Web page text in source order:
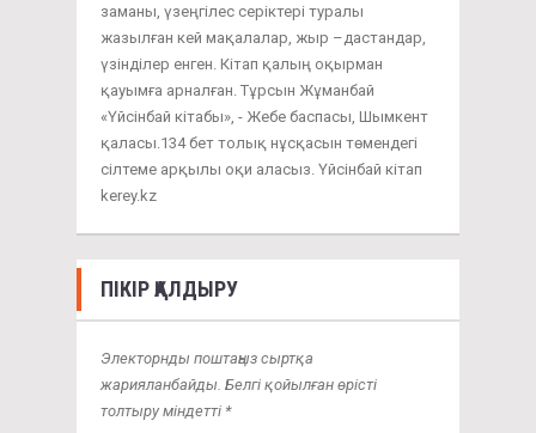
заманы, үзеңгілес серіктері туралы
жазылған кей мақалалар, жыр –дастандар,
үзінділер енген. Кітап қалың оқырман
қауымға арналған. Тұрсын Жұманбай
«Үйсінбай кітабы», - Жебе баспасы, Шымкент
қаласы.134 бет толық нұсқасын төмендегі
сілтеме арқылы оқи аласыз. Үйсінбай кітап
kerey.kz
ПІКІР ҚАЛДЫРУ
Электорнды поштаңыз сыртқа
жарияланбайды. Белгі қойылған өрісті
толтыру міндетті *